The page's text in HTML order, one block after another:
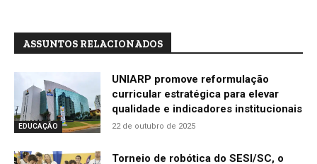
ASSUNTOS RELACIONADOS
EDUCAÇÃO
UNIARP promove reformulação
curricular estratégica para elevar
qualidade e indicadores institucionais
22 de outubro de 2025
Torneio de robótica do SESI/SC, o